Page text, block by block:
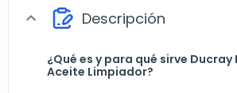
expand_more Descripción
¿Qué es y para qué sirve Ducray
Aceite Limpiador?